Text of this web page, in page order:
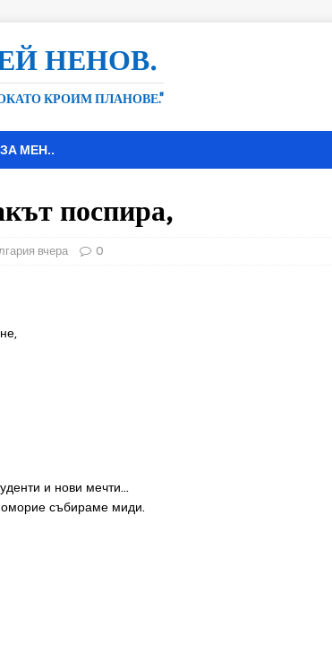
НЕНОВ.
КРОИМ ПЛАНОВЕ."
ЗА МЕН..
поспира,
вчера 0
и нови мечти…
събираме миди.